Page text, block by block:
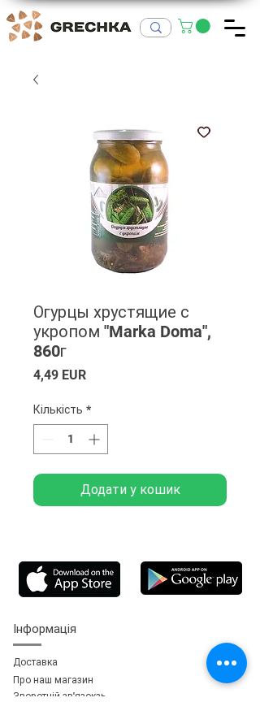
Огурцы хрустящие с
укропом "Marka Doma",
860г
4,49 EURЦіна
Кількість *
Додати у кошик
Інформація
Доставка
Про наш магазин
Зворотній зв'язокзь